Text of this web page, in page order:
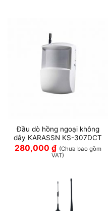
Đầu dò hồng ngoại không
dây KARASSN KS-307DCT
280,000 ₫ (Chưa bao gồm
VAT)